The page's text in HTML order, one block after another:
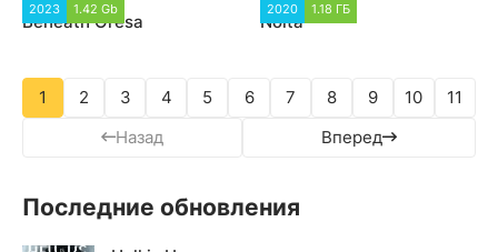
2023 1.42 Gb
Beneath Oresa
2020 1.18 ГБ
Noita
Назад
1 2 3 4 5 6 7 8 9 10
11
Вперед
Последние обновления